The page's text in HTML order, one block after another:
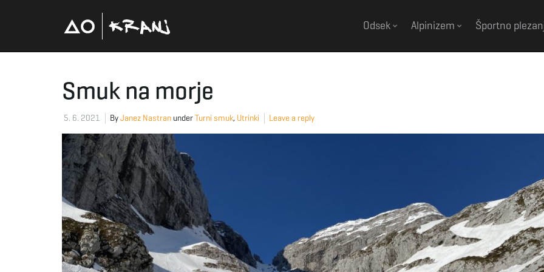
Odsek Alpinizem Športno
Smuk na morje
5. 6. 2021 ByJanez Nastran underTurni smuk, Utrinki Leave a reply